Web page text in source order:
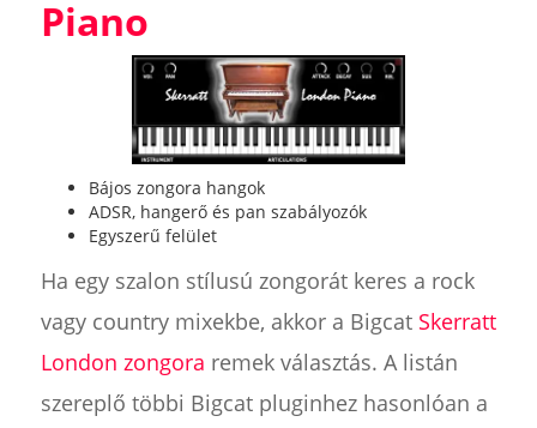
Piano
Bájos zongora hangok
ADSR, hangerő és pan szabályozók
Egyszerű felület
Ha egy szalon stílusú zongorát keres a rock
vagy country mixekbe, akkor a Bigcat Skerratt
London zongora remek választás. A listán
szereplő többi Bigcat pluginhez hasonlóan a